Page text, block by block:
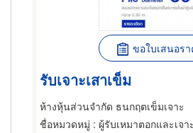
ขอใบเสนอร
รับเจาะเสาเข็ม
ห้างหุ้นส่วนจำกัด ธนกฤตเข็มเจาะ
ชื่อหมวดหมู่ : ผู้รับเหมาตอกและเจา